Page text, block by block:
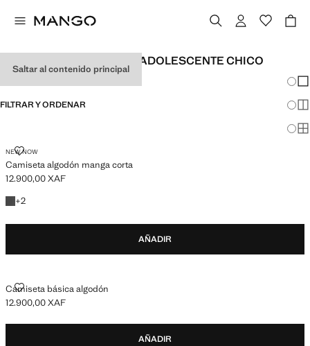
Saltar al contenido principal
CAMISETAS BÁSICAS DE ADOLESCENTE CHICO
FILTRAR Y ORDENAR
NEW NOW
Camiseta algodón manga corta
CAMISETA ALGODÓN MANGA CORTA
Precio actual [12.900,00 XAF ]
12.900,00 XAF
+2
+2 colores
AÑADIR
Camiseta básica algodón
CAMISETA BÁSICA ALGODÓN
Precio actual [12.900,00 XAF ]
12.900,00 XAF
AÑADIR